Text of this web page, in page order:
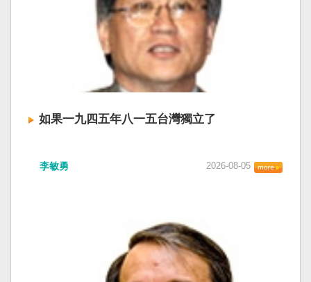
如果一九四五年八一五台灣獨立了
李敏勇 2026-08-05